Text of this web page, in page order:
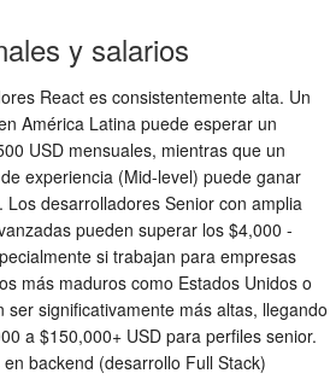
y salarios
React es consistentemente alta. Un
América Latina puede esperar un
USD mensuales, mientras que un
experiencia (Mid-level) puede ganar
desarrolladores Senior con amplia
pueden superar los $4,000 -
si trabajan para empresas
más maduros como Estados Unidos o
ser significativamente más altas, llegando
a $150,000+ USD para perfiles senior.
backend (desarrollo Full Stack)